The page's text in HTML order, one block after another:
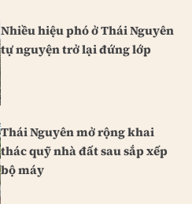
Nhiều hiệu phó ở Thái Nguyên
tự nguyện trở lại đứng lớp
Thái Nguyên mở rộng khai
thác quỹ nhà đất sau sắp xếp
bộ máy